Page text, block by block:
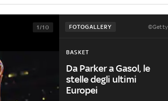
FOTOGALLERY ©Getty
1/10
BASKET
Da Parker a Gasol, le
stelle degli ultimi
Europei